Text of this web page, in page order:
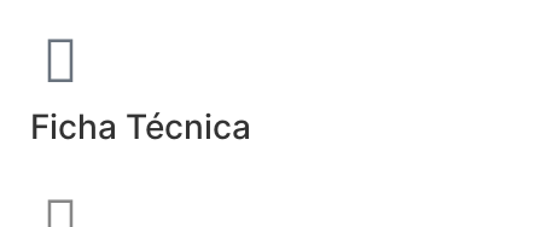
Ficha Técnica